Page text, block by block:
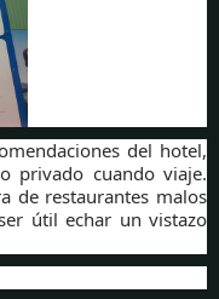
del hotel,
privado cuando viaje.
de restaurantes malos
útil echar un vistazo